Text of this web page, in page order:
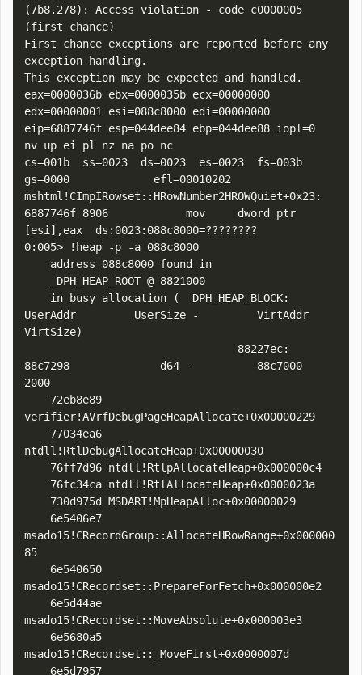
(7b8.278): Access violation - code c0000005
(first chance)
First chance exceptions are reported before any
exception handling.
This exception may be expected and handled.
eax=0000036b ebx=0000035b ecx=00000000
edx=00000001 esi=088c8000 edi=00000000
eip=6887746f esp=044dee84 ebp=044dee88 iopl=0
nv up ei pl nz na po nc
cs=001b  ss=0023  ds=0023  es=0023  fs=003b
gs=0000             efl=00010202
mshtml!CImpIRowset::HRowNumber2HROWQuiet+0x23:
6887746f 8906            mov     dword ptr
[esi],eax  ds:0023:088c8000=????????
0:005> !heap -p -a 088c8000
UserAddr         UserSize -         VirtAddr
VirtSize)
88c7298              d64 -          88c7000
2000
verifier!AVrfDebugPageHeapAllocate+0x00000229
ntdll!RtlDebugAllocateHeap+0x00000030
msado15!CRecordGroup::AllocateHRowRange+0x000000
85
msado15!CRecordset::PrepareForFetch+0x000000e2
msado15!CRecordset::MoveAbsolute+0x000003e3
msado15!CRecordset::_MoveFirst+0x0000007d